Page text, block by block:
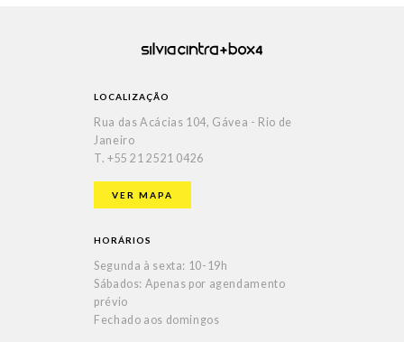
LOCALIZAÇÃO
Rua das Acácias 104, Gávea - Rio de
Janeiro
T. +55 21 2521 0426
VER MAPA
HORÁRIOS
Segunda à sexta: 10-19h
Sábados: Apenas por agendamento
prévio
Fechado aos domingos